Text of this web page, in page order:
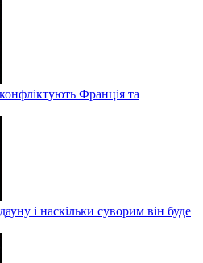
Франція та
і наскільки суворим він буде